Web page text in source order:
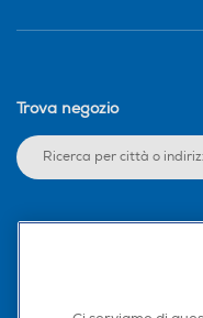
Trova negozio